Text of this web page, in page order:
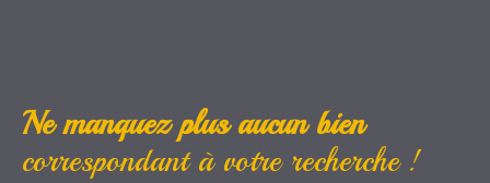
Ne manquez plus aucun bien
correspondant à votre recherche !